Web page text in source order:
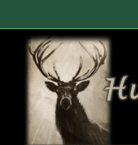
inhoud